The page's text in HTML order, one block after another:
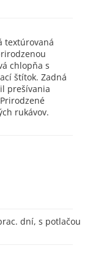
textúrovaná
chlopňa s
štítok. Zadná
prešívania
rukávov.